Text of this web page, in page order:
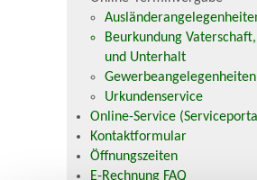
Beurkundung
und Unterhalt
Gewerbeangelegenheiten
Urkundenservice
Online-Service
Kontaktformular
Öffnungszeiten
E-Rechnung FAQ